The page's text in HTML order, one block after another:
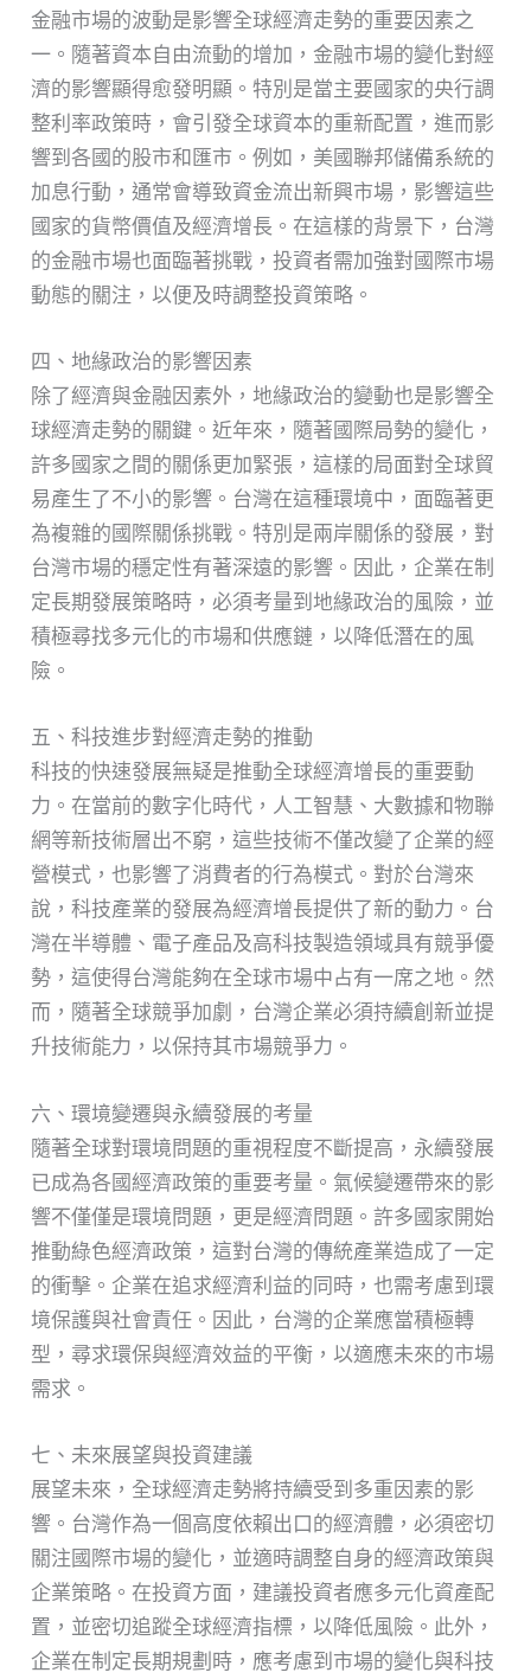
金融市場的波動是影響全球經濟走勢的重要因素之
一。隨著資本自由流動的增加，金融市場的變化對經
濟的影響顯得愈發明顯。特別是當主要國家的央行調
整利率政策時，會引發全球資本的重新配置，進而影
響到各國的股市和匯市。例如，美國聯邦儲備系統的
加息行動，通常會導致資金流出新興市場，影響這些
國家的貨幣價值及經濟增長。在這樣的背景下，台灣
的金融市場也面臨著挑戰，投資者需加強對國際市場
動態的關注，以便及時調整投資策略。
四、地緣政治的影響因素
除了經濟與金融因素外，地緣政治的變動也是影響全
球經濟走勢的關鍵。近年來，隨著國際局勢的變化，
許多國家之間的關係更加緊張，這樣的局面對全球貿
易產生了不小的影響。台灣在這種環境中，面臨著更
為複雜的國際關係挑戰。特別是兩岸關係的發展，對
台灣市場的穩定性有著深遠的影響。因此，企業在制
定長期發展策略時，必須考量到地緣政治的風險，並
積極尋找多元化的市場和供應鏈，以降低潛在的風
險。
五、科技進步對經濟走勢的推動
科技的快速發展無疑是推動全球經濟增長的重要動
力。在當前的數字化時代，人工智慧、大數據和物聯
網等新技術層出不窮，這些技術不僅改變了企業的經
營模式，也影響了消費者的行為模式。對於台灣來
說，科技產業的發展為經濟增長提供了新的動力。台
灣在半導體、電子產品及高科技製造領域具有競爭優
勢，這使得台灣能夠在全球市場中占有一席之地。然
而，隨著全球競爭加劇，台灣企業必須持續創新並提
升技術能力，以保持其市場競爭力。
六、環境變遷與永續發展的考量
隨著全球對環境問題的重視程度不斷提高，永續發展
已成為各國經濟政策的重要考量。氣候變遷帶來的影
響不僅僅是環境問題，更是經濟問題。許多國家開始
推動綠色經濟政策，這對台灣的傳統產業造成了一定
的衝擊。企業在追求經濟利益的同時，也需考慮到環
境保護與社會責任。因此，台灣的企業應當積極轉
型，尋求環保與經濟效益的平衡，以適應未來的市場
需求。
七、未來展望與投資建議
展望未來，全球經濟走勢將持續受到多重因素的影
響。台灣作為一個高度依賴出口的經濟體，必須密切
關注國際市場的變化，並適時調整自身的經濟政策與
企業策略。在投資方面，建議投資者應多元化資產配
置，並密切追蹤全球經濟指標，以降低風險。此外，
企業在制定長期規劃時，應考慮到市場的變化與科技